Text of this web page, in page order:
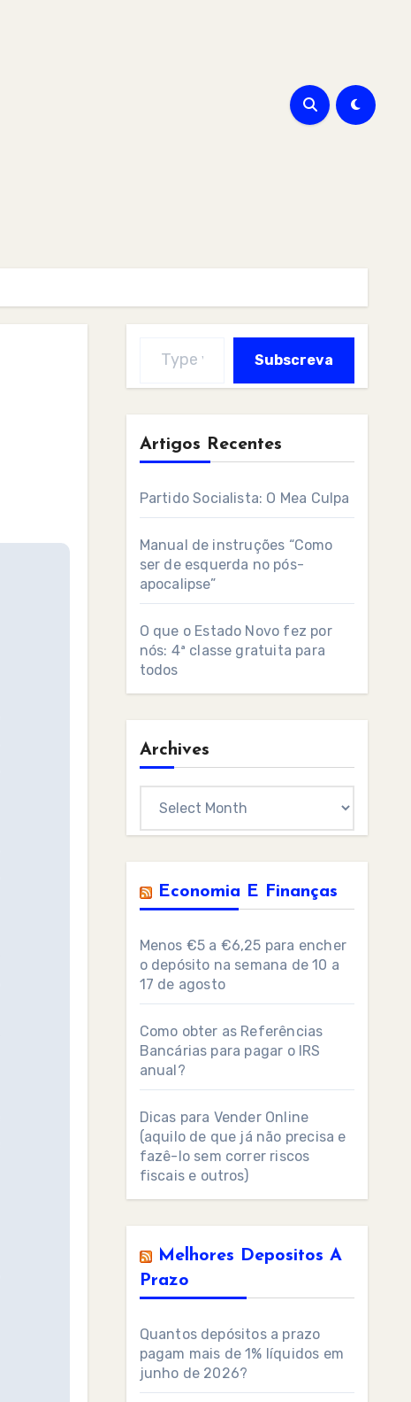
Subscreva
Artigos Recentes
Partido Socialista: O Mea Culpa
Manual de instruções “Como
ser de esquerda no pós-
apocalipse”
O que o Estado Novo fez por
nós: 4ª classe gratuita para
todos
Archives
Economia E Finanças
Menos €5 a €6,25 para encher
o depósito na semana de 10 a
17 de agosto
Como obter as Referências
Bancárias para pagar o IRS
anual?
Dicas para Vender Online
(aquilo de que já não precisa e
fazê-lo sem correr riscos
fiscais e outros)
Melhores Depositos A
Prazo
Quantos depósitos a prazo
pagam mais de 1% líquidos em
junho de 2026?